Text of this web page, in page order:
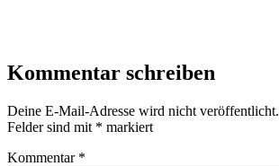
Kommentar schreiben
Deine E-Mail-Adresse wird nicht veröffentlicht.
Felder sind mit * markiert
Kommentar *